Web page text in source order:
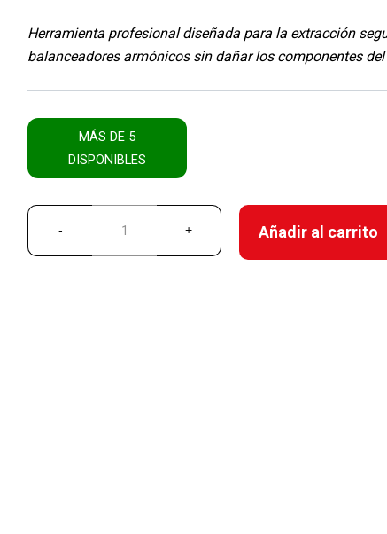
Herramienta profesional diseñada para la extracción
balanceadores armónicos sin dañar los componentes
MÁS DE 5
DISPONIBLES
Añadir al carrito